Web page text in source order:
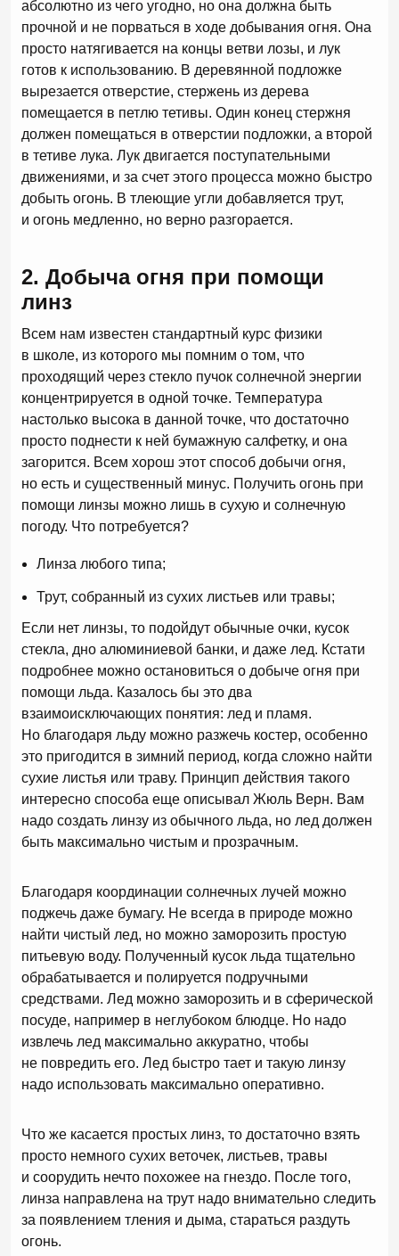
абсолютно из чего угодно, но она должна быть
прочной и не порваться в ходе добывания огня. Она
просто натягивается на концы ветви лозы, и лук
готов к использованию. В деревянной подложке
вырезается отверстие, стержень из дерева
помещается в петлю тетивы. Один конец стержня
должен помещаться в отверстии подложки, а второй
в тетиве лука. Лук двигается поступательными
движениями, и за счет этого процесса можно быстро
добыть огонь. В тлеющие угли добавляется трут,
и огонь медленно, но верно разгорается.
2. Добыча огня при помощи
линз
Всем нам известен стандартный курс физики
в школе, из которого мы помним о том, что
проходящий через стекло пучок солнечной энергии
концентрируется в одной точке. Температура
настолько высока в данной точке, что достаточно
просто поднести к ней бумажную салфетку, и она
загорится. Всем хорош этот способ добычи огня,
но есть и существенный минус. Получить огонь при
помощи линзы можно лишь в сухую и солнечную
погоду. Что потребуется?
Линза любого типа;
Трут, собранный из сухих листьев или травы;
Если нет линзы, то подойдут обычные очки, кусок
стекла, дно алюминиевой банки, и даже лед. Кстати
подробнее можно остановиться о добыче огня при
помощи льда. Казалось бы это два
взаимоисключающих понятия: лед и пламя.
Но благодаря льду можно разжечь костер, особенно
это пригодится в зимний период, когда сложно найти
сухие листья или траву. Принцип действия такого
интересно способа еще описывал Жюль Верн. Вам
надо создать линзу из обычного льда, но лед должен
быть максимально чистым и прозрачным.
Благодаря координации солнечных лучей можно
поджечь даже бумагу. Не всегда в природе можно
найти чистый лед, но можно заморозить простую
питьевую воду. Полученный кусок льда тщательно
обрабатывается и полируется подручными
средствами. Лед можно заморозить и в сферической
посуде, например в неглубоком блюдце. Но надо
извлечь лед максимально аккуратно, чтобы
не повредить его. Лед быстро тает и такую линзу
надо использовать максимально оперативно.
Что же касается простых линз, то достаточно взять
просто немного сухих веточек, листьев, травы
и соорудить нечто похожее на гнездо. После того,
линза направлена на трут надо внимательно следить
за появлением тления и дыма, стараться раздуть
огонь.